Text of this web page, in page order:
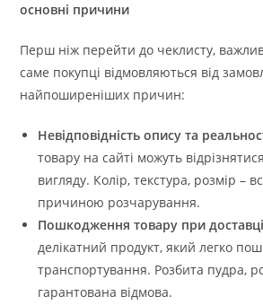
основні причини
Перш ніж перейти до чеклисту,
саме покупці відмовляються від
найпоширеніших причин:
Невідповідність опису та
товару на сайті можуть
вигляду. Колір, текстура, розмір –
причиною розчарування.
Пошкодження товару при
делікатний продукт, який легко
транспортування. Розбита пудра,
гарантована відмова.